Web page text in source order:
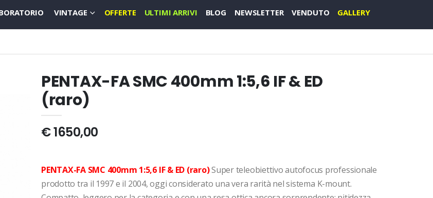
VINTAGE OFFERTE ULTIMI ARRIVI BLOG NEWSLETTER VENDUTO GALLERY
PENTAX-FA SMC 400mm 1:5,6 IF & ED
(raro)
€ 1650,00
PENTAX-FA SMC 400mm 1:5,6 IF & ED (raro)Super teleobiettivo autofocus professionale
prodotto tra il 1997 e il 2004, oggi considerato una vera rarità nel sistema K-mount.